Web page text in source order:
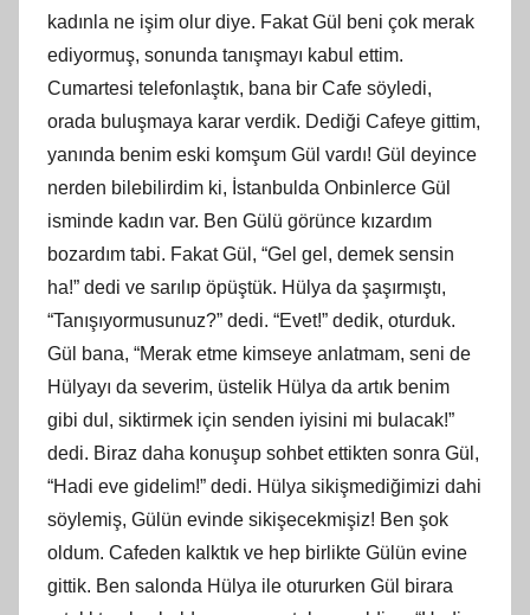
kadınla ne işim olur diye. Fakat Gül beni çok merak
ediyormuş, sonunda tanışmayı kabul ettim.
Cumartesi telefonlaştık, bana bir Cafe söyledi,
orada buluşmaya karar verdik. Dediği Cafeye gittim,
yanında benim eski komşum Gül vardı! Gül deyince
nerden bilebilirdim ki, İstanbulda Onbinlerce Gül
isminde kadın var. Ben Gülü görünce kızardım
bozardım tabi. Fakat Gül, “Gel gel, demek sensin
ha!” dedi ve sarılıp öpüştük. Hülya da şaşırmıştı,
“Tanışıyormusunuz?” dedi. “Evet!” dedik, oturduk.
Gül bana, “Merak etme kimseye anlatmam, seni de
Hülyayı da severim, üstelik Hülya da artık benim
gibi dul, siktirmek için senden iyisini mi bulacak!”
dedi. Biraz daha konuşup sohbet ettikten sonra Gül,
“Hadi eve gidelim!” dedi. Hülya sikişmediğimizi dahi
söylemiş, Gülün evinde sikişecekmişiz! Ben şok
oldum. Cafeden kalktık ve hep birlikte Gülün evine
gittik. Ben salonda Hülya ile otururken Gül birara